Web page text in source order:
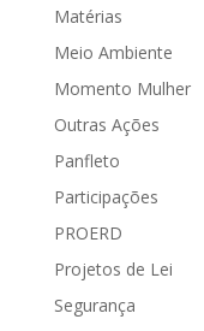
Matérias
Meio Ambiente
Momento Mulher
Outras Ações
Panfleto
Participações
PROERD
Projetos de Lei
Segurança